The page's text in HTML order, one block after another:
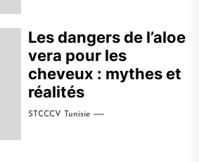
Les dangers de l’aloe
vera pour les
cheveux : mythes et
réalités
STCCCV Tunisie